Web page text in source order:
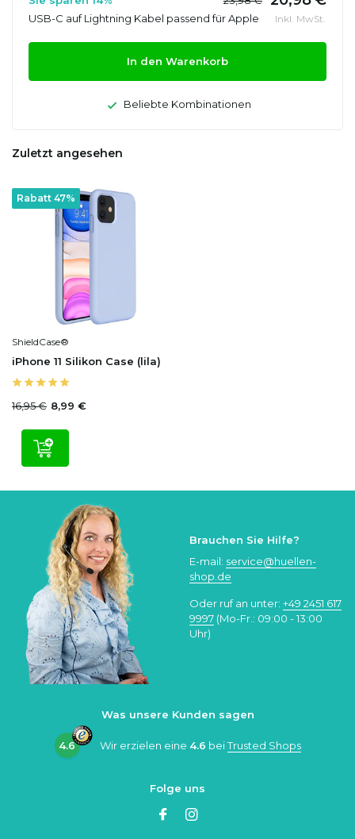
USB-C auf Lightning Kabel passend für Apple Inkl. MwSt.
In den Warenkorb
Beliebte Kombinationen
Zuletzt angesehen
Rabatt 47%
ShieldCase®
iPhone 11 Silikon Case (lila)
16,95 € 8,99 €
Brauchen Sie Hilfe?
E-mail: service@huellen-
shop.de
Oder ruf an unter: +49 2451 617
9997 (Mo-Fr.: 09:00 - 13:00
Uhr)
Was unsere Kunden sagen
4.6 Wir erzielen eine 4.6 beiTrusted Shops
Folge uns